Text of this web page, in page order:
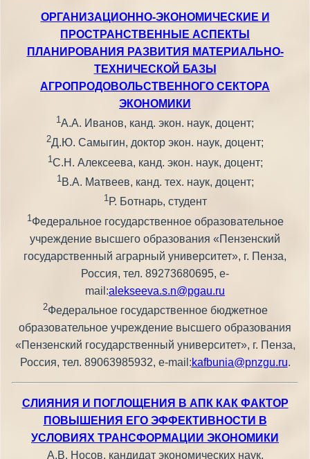
ОРГАНИЗАЦИОННО-ЭКОНОМИЧЕСКИЕ И
ПРОСТРАНСТВЕННЫЕ АСПЕКТЫ
ПЛАНИРОВАНИЯ РАЗВИТИЯ МАТЕРИАЛЬНО-
ТЕХНИЧЕСКОЙ БАЗЫ
АГРОПРОДОВОЛЬСТВЕННОГО СЕКТОРА
ЭКОНОМИКИ
1А.А. Иванов, канд. экон. наук, доцент;
2Д.Ю. Самыгин, доктор экон. наук, доцент;
1С.Н. Алексеева, канд. экон. наук, доцент;
1В.А. Матвеев, канд. тех. наук, доцент;
1Р. Ботнарь, студент
1Федеральное государственное образовательное
учреждение высшего образования «Пензенский
государственный аграрный университет», г. Пенза,
Россия, тел. 89273680695, e-
mail:alekseeva.s.n@pgau.ru
2Федеральное государственное бюджетное
образовательное учреждение высшего образования
«Пензенский государственный университет», г. Пенза,
Россия, тел. 89063985932, e-mail:kafbunia@pnzgu.ru.
СЛИЯНИЯ И ПОГЛОЩЕНИЯ В АПК КАК ФАКТОР
ПОВЫШЕНИЯ ЕГО ЭФФЕКТИВНОСТИ В
УСЛОВИЯХ ТРАНСФОРМАЦИИ ЭКОНОМИКИ
А.В. Носов, кандидат экономических наук,